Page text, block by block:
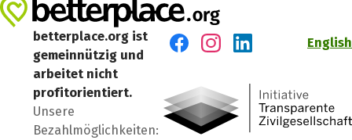
betterplace.org ist
gemeinnützig und
arbeitet nicht
profitorientiert.
Unsere
Bezahlmöglichkeiten:
English